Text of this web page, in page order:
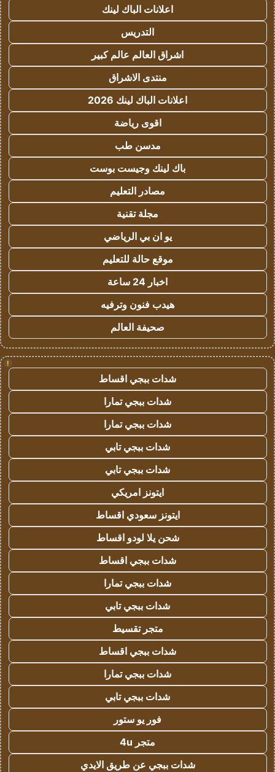
اعلانات الباك لينك
التدريس
اشراق العالم عالم كبير
منتدى الاشراق
اعلانات الباك لينك 2026
اقوى رياضة
مدسن طب
باك لينك وجيست بوست
مصادر التعليم
مجلة تقنية
يو ان بي الرياضي
موقع حالة للتعليم
اخبار 24 ساعة
هيدب فنون وترفيه
صحيفة العالم
!
شدات ببجي اقساط
شدات ببجي تمارا
شدات ببجي تمارا
شدات ببجي تابي
شدات ببجي تابي
ايتونز امريكي
ايتونز سعودي اقساط
شحن يلا لودو اقساط
شدات ببجي اقساط
شدات ببجي تمارا
شدات ببجي تابي
متجر تقسيط
شدات ببجي اقساط
شدات ببجي تمارا
شدات ببجي تابي
فور يو ستور
متجر 4u
شدات ببجي عن طريق الايدي